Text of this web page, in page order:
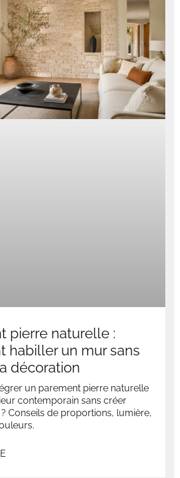
pierre naturelle :
habiller un mur sans
décoration
un parement pierre naturelle
contemporain sans créer
? Conseils de proportions, lumière,